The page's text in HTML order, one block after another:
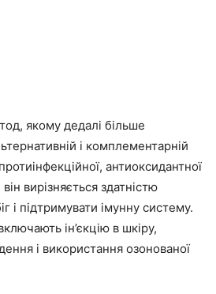
якому дедалі більше
і комплементарній
антиоксидантної
вирізняється здатністю
і підтримувати імунну систему.
ін’єкцію в шкіру,
і використання озонованої